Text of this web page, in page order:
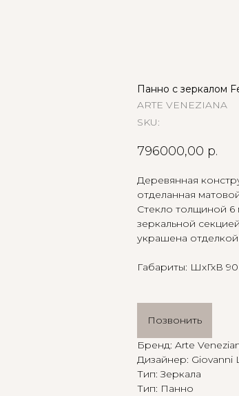
Панно с зеркалом
ARTE VENEZIANA
SKU:
796000,00 р.
Деревянная
отделанная
Стекло толщиной 6
зеркальной
украшена
Габариты: ШхГхВ
Позвонить
Бренд: Arte
Дизайнер: Giovanni
Тип: Зеркала
Тип: Панно